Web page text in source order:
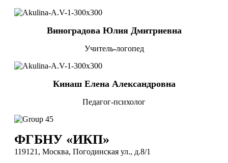
Виноградова Юлия Дмитриевна
Учитель-логопед
Кинаш Елена Александровна
Педагог-психолог
ФГБНУ «ИКП»
119121, Москва, Погодинская ул., д.8/1